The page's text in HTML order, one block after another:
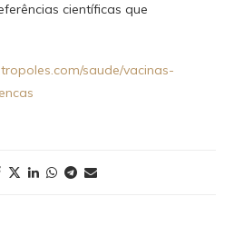
científicas que
saude/vacinas-